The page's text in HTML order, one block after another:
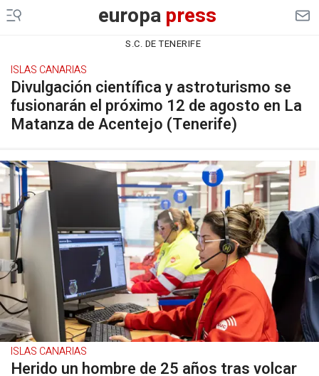
europapress
S.C. DE TENERIFE
ISLAS CANARIAS
Divulgación científica y astroturismo se
fusionarán el próximo 12 de agosto en La
Matanza de Acentejo (Tenerife)
ISLAS CANARIAS
Herido un hombre de 25 años tras volcar